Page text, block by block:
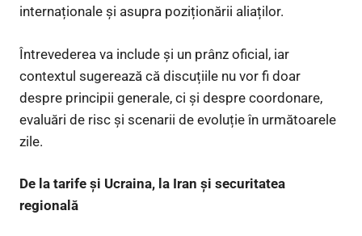
internaționale și asupra poziționării aliaților.
Întrevederea va include și un prânz oficial, iar
contextul sugerează că discuțiile nu vor fi doar
despre principii generale, ci și despre coordonare,
evaluări de risc și scenarii de evoluție în următoarele
zile.
De la tarife și Ucraina, la Iran și securitatea
regională